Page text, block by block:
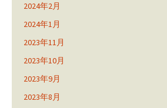
2024年2月
2024年1月
2023年11月
2023年10月
2023年9月
2023年8月